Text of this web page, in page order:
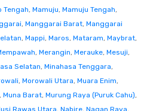
Tengah, Mamuju, Mamuju Tengah,
, Manggarai Barat, Manggarai
, Mappi, Maros, Mataram, Maybrat,
, Merangin, Merauke, Mesuji,
Selatan, Minahasa Tenggara,
, Morowali Utara, Muara Enim,
, Muna Barat, Murung Raya (Puruk Cahu),
Rawas Utara, Nabire, Nagan Raya,